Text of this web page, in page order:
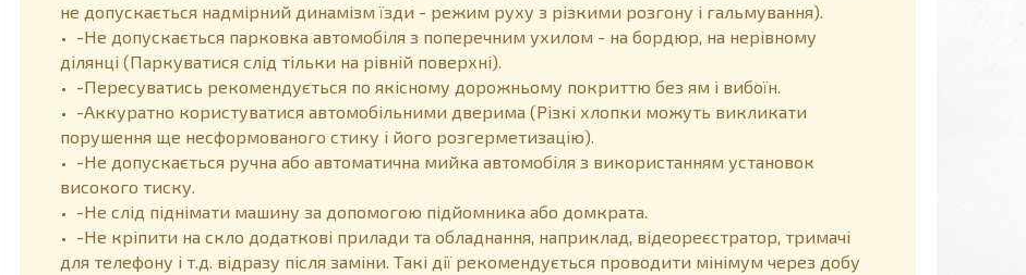
не допускається надмірний динамізм їзди - режим руху з різкими розгону і гальмування).
-Не допускається парковка автомобіля з поперечним ухилом - на бордюр, на нерівному
ділянці (Паркуватися слід тільки на рівній поверхні).
-Пересуватись рекомендується по якісному дорожньому покриттю без ям і вибоїн.
-Аккуратно користуватися автомобільними дверима (Різкі хлопки можуть викликати
порушення ще несформованого стику і його розгерметизацію).
-Не допускається ручна або автоматична мийка автомобіля з використанням установок
високого тиску.
-Не слід піднімати машину за допомогою підйомника або домкрата.
-Не кріпити на скло додаткові прилади та обладнання, наприклад, відеореєстратор, тримачі
для телефону і т.д. відразу після заміни. Такі дії рекомендується проводити мінімум через добу